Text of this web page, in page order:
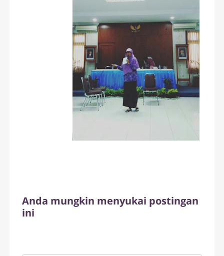
Anda mungkin menyukai postingan
ini